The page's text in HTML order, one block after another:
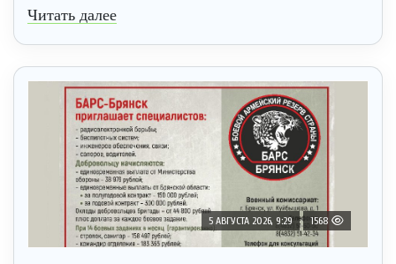
Читать далее
5 АВГУСТА 2026, 9:29 1568